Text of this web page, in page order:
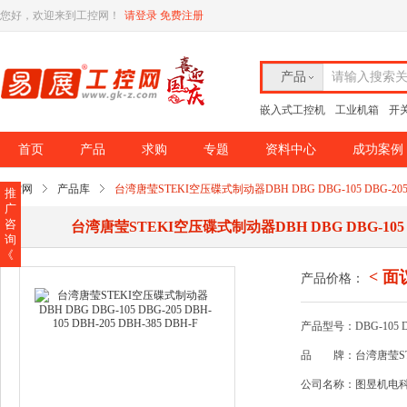
您好，欢迎来到工控网！ 请登录 免费注册
产品 请输入搜索
嵌入式工控机 工业机箱 开
首页 产品 求购 专题 资料中心 成功案例
工控网 产品库 台湾唐莹STEKI空压碟式制动器DBH DBG DBG-105 DBG-
台湾唐莹STEKI空压碟式制动器DBH DBG DBG-
产品价格： < 面
产品型号：DBG-105
品 牌：台湾唐莹
公司名称：图昱机电
推
广
咨
询
《